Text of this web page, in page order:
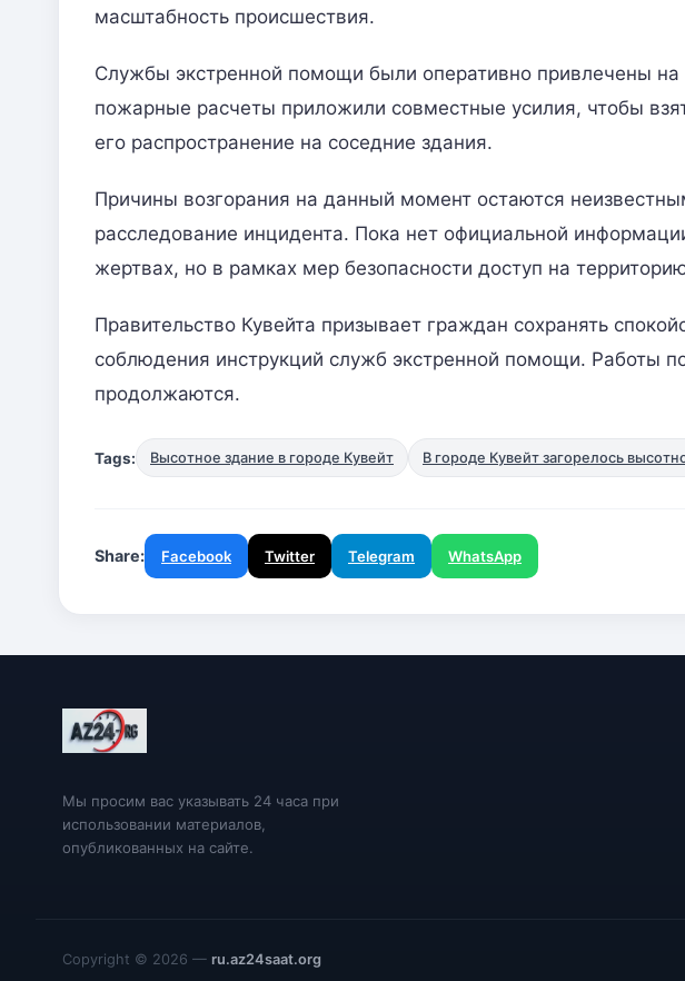
масштабность происшествия.
Службы экстренной помощи были оперативно привлечены
пожарные расчеты приложили совместные усилия, чтобы
его распространение на соседние здания.
Причины возгорания на данный момент остаются
расследование инцидента. Пока нет официальной
жертвах, но в рамках мер безопасности доступ на
Правительство Кувейта призывает граждан сохранять
соблюдения инструкций служб экстренной помощи. Работы
продолжаются.
Tags: Высотное здание в городе Кувейт В городе Кувейт загорелось
Share: Facebook Twitter Telegram WhatsApp
Мы просим вас указывать 24 часа при
использовании материалов,
опубликованных на сайте.
Copyright © 2026 — ru.az24saat.org